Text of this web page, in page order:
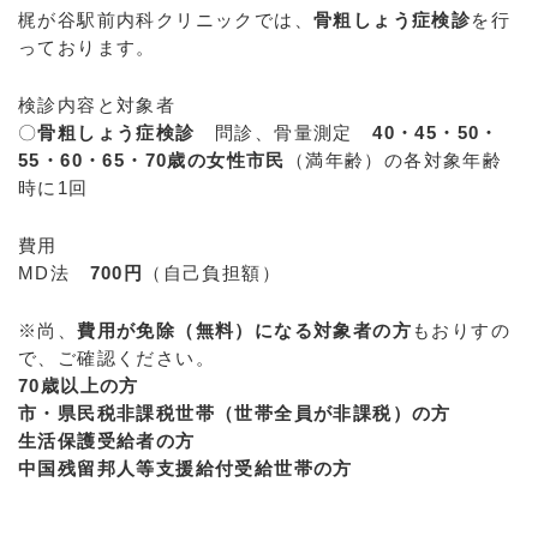
梶が谷駅前内科クリニックでは、 骨粗しょう症検診を行
っております。
検診内容と対象者
〇骨粗しょう症検診 問診、骨量測定40・45・50・
55・60・65・70歳の女性市民
（満年齢）の各対象年齢
時に1回
費用
MD法 700円 （自己負担額）
※尚、費用が免除（無料）になる対象者の方 もおりすの
で、ご確認ください。
70歳以上の方
市・県民税非課税世帯（世帯全員が非課税）の方
生活保護受給者の方
中国残留邦人等支援給付受給世帯の方